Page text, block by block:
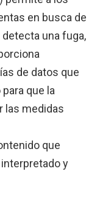
en busca de
una fuga,
de datos que
que la
las medidas
que
y